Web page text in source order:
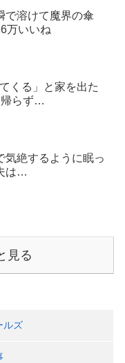
で溶けて魔界の傘
万いいね
くる」と家を出た
帰らず…
気絶するように眠っ
は…
見る
ルズ